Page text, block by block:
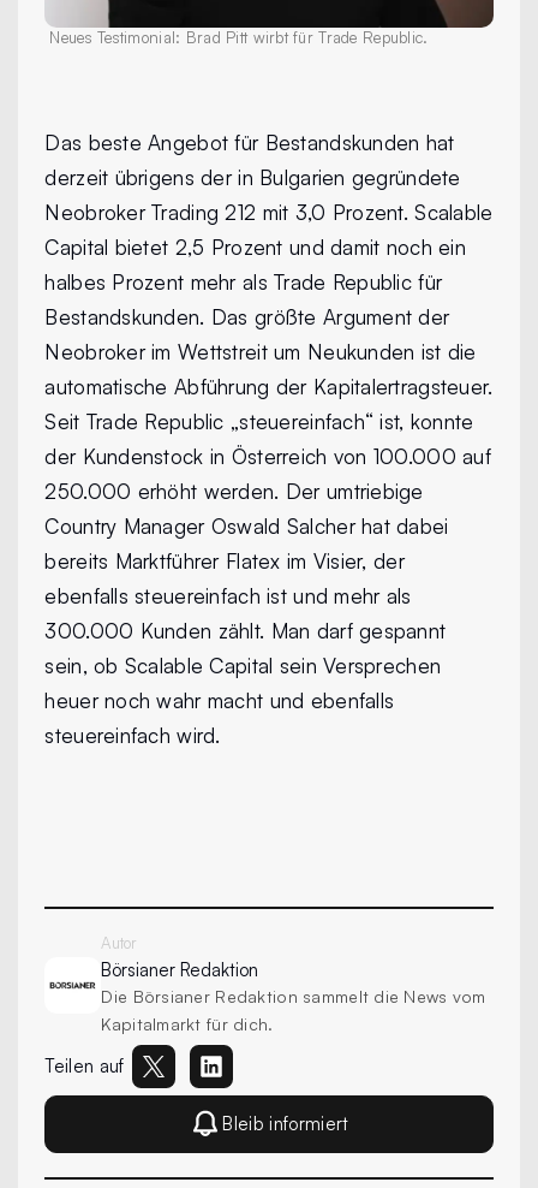
Neues Testimonial: Brad Pitt wirbt für Trade Republic.
Das beste Angebot für Bestandskunden hat
derzeit übrigens der in Bulgarien gegründete
Neobroker Trading 212 mit 3,0 Prozent. Scalable
Capital bietet 2,5 Prozent und damit noch ein
halbes Prozent mehr als Trade Republic für
Bestandskunden. Das größte Argument der
Neobroker im Wettstreit um Neukunden ist die
automatische Abführung der Kapitalertragsteuer.
Seit Trade Republic „steuereinfach“ ist, konnte
der Kundenstock in Österreich von 100.000 auf
250.000 erhöht werden. Der umtriebige
Country Manager Oswald Salcher hat dabei
bereits Marktführer Flatex im Visier, der
ebenfalls steuereinfach ist und mehr als
300.000 Kunden zählt. Man darf gespannt
sein, ob Scalable Capital sein Versprechen
heuer noch wahr macht und ebenfalls
steuereinfach wird.
Autor
Börsianer Redaktion
Die Börsianer Redaktion sammelt die News vom
Kapitalmarkt für dich.
Teilen auf
Bleib informiert